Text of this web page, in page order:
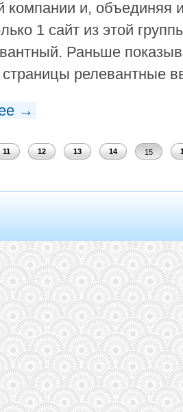
компании и, объединяя
1 сайт из этой
Раньше
релевантные
→
11 12 13 14 15